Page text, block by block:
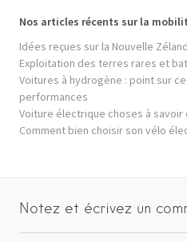
Nos articles récents sur la
Idées reçues sur la Nouvelle
Exploitation des terres rares et
Voitures à hydrogène : point sur
performances
Voiture électrique choses à savoir
Comment bien choisir son vélo
Notez et écrivez un